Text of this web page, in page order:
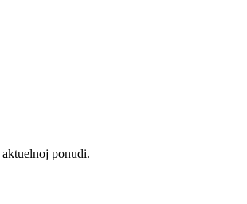
ponudi.